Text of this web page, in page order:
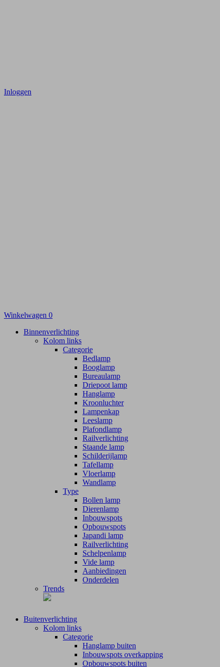
Inloggen
Winkelwagen 0
Binnenverlichting
Kolom links
Categorie
Bedlamp
Booglamp
Bureaulamp
Driepoot lamp
Hanglamp
Kroonluchter
Lampenkap
Leeslamp
Plafondlamp
Railverlichting
Staande lamp
Schilderijlamp
Tafellamp
Vloerlamp
Wandlamp
Type
Bollen lamp
Dierenlamp
Inbouwspots
Opbouwspots
Japandi lamp
Railverlichting
Schelpenlamp
Vide lamp
Aanbiedingen
Onderdelen
Trends
Buitenverlichting
Kolom links
Categorie
Hanglamp buiten
Inbouwspots overkapping
Opbouwspots buiten